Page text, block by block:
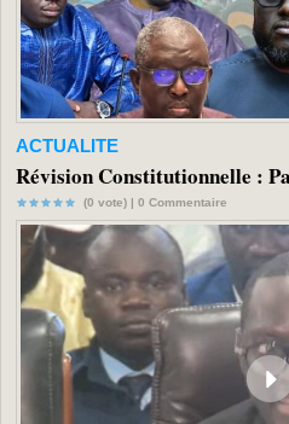
ACTUALITE
Révision Constitutionnelle :
(0 vote) | 0 Commentaire